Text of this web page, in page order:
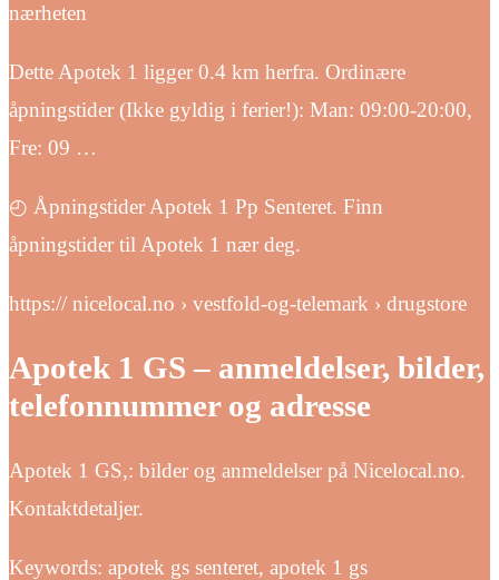
nærheten
Dette Apotek 1 ligger 0.4 km herfra. Ordinære
åpningstider (Ikke gyldig i ferier!): Man: 09:00-20:00,
Fre: 09 …
◴ Åpningstider Apotek 1 Pp Senteret. Finn
åpningstider til Apotek 1 nær deg.
https:// nicelocal.no › vestfold-og-telemark › drugstore
Apotek 1 GS – anmeldelser, bilder,
telefonnummer og adresse
Apotek 1 GS,: bilder og anmeldelser på Nicelocal.no.
Kontaktdetaljer.
Keywords: apotek gs senteret, apotek 1 gs